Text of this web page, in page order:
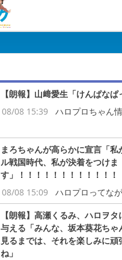
【朗報】山﨑愛生「けんぱな
08/08 15:39
ハロプロちゃん
まろちゃんが高らかに宣言「私
ル戦国時代、私が決着をつけま
す」！！！！！！！！！！！！
08/08 15:09
ハロプロってな
【朗報】高瀬くるみ、ハロヲ
与える「みんな、坂本葵花ちゃ
見るまでは、それを楽しみに頑
ね」